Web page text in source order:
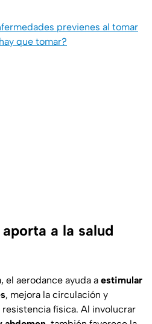
previenes al tomar
que tomar?
a la salud
el aerodance ayuda a estimular
, mejora la circulación y
física. Al involucrar